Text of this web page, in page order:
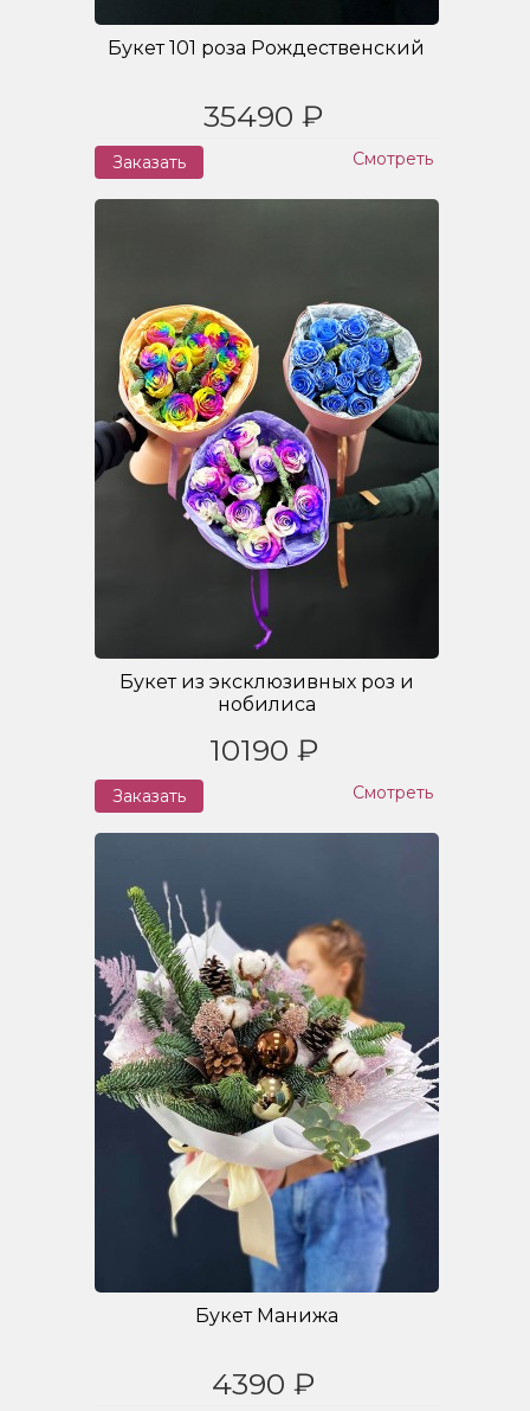
Букет 101 роза Рождественский
35490 ₽
Заказать Смотреть
Букет из эксклюзивных роз и
нобилиса
10190 ₽
Заказать Смотреть
Букет Манижа
4390 ₽